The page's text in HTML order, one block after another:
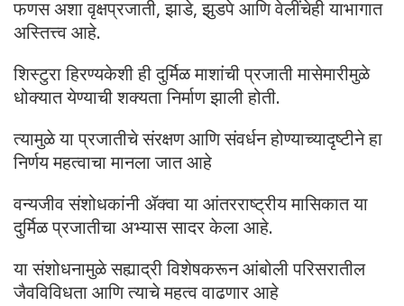
फणस अशा वृक्षप्रजाती, झाडे, झुडपे आणि वेलींचेही याभागात
अस्तित्त्व आहे.
शिस्टुरा हिरण्यकेशी ही दुर्मिळ माशांची प्रजाती मासेमारीमुळे
धोक्यात येण्याची शक्यता निर्माण झाली होती.
त्यामुळे या प्रजातीचे संरक्षण आणि संवर्धन होण्याच्यादृष्टीने हा
निर्णय महत्वाचा मानला जात आहे
वन्यजीव संशोधकांनी ॲक्वा या आंतरराष्ट्रीय मासिकात या
दुर्मिळ प्रजातीचा अभ्यास सादर केला आहे.
या संशोधनामुळे सह्याद्री विशेषकरून आंबोली परिसरातील
जैवविविधता आणि त्याचे महत्व वाढणार आहे